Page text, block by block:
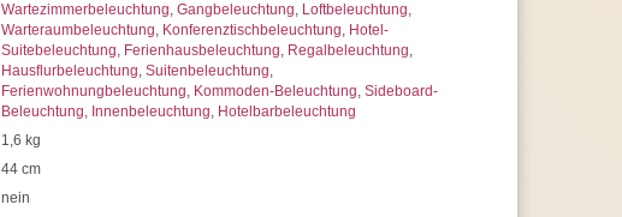
Wartezimmerbeleuchtung, Gangbeleuchtung, Loftbeleuchtung,
Warteraumbeleuchtung, Konferenztischbeleuchtung, Hotel-
Suitebeleuchtung, Ferienhausbeleuchtung, Regalbeleuchtung,
Hausflurbeleuchtung, Suitenbeleuchtung,
Ferienwohnungbeleuchtung, Kommoden-Beleuchtung, Sideboard-
Beleuchtung, Innenbeleuchtung, Hotelbarbeleuchtung
1,6 kg
44 cm
nein